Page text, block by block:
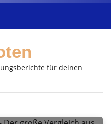
für deinen